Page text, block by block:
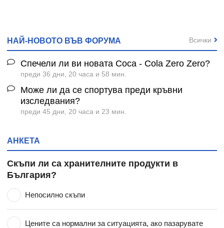
НАЙ-НОВОТО ВЪВ ФОРУМА
Спечели ли ви новата Coca - Cola Zero Zero?
преди 36 дни, 20 часа и 58 мин.
Може ли да се спортува преди кръвни
изследвания?
преди 45 дни, 20 часа и 23 мин.
Всички
АНКЕТА
Скъпи ли са хранителните продукти в
България?
Непосилно скъпи
Цените са нормални за ситуацията, ако пазарувате